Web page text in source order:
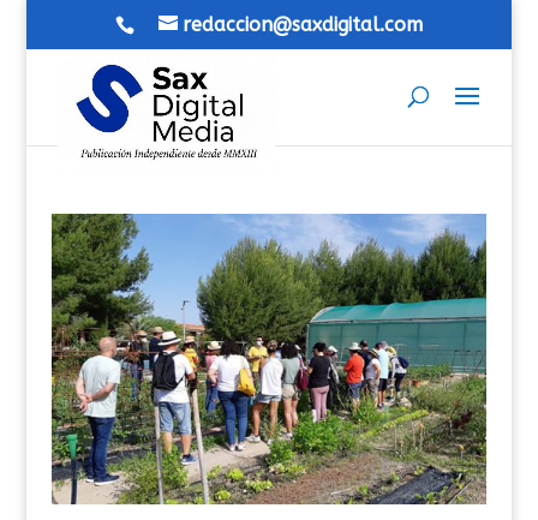
redaccion@saxdigital.com